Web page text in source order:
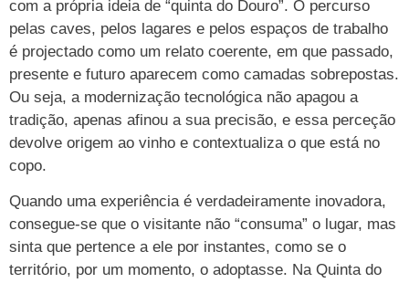
com a própria ideia de “quinta do Douro”. O percurso
pelas caves, pelos lagares e pelos espaços de trabalho
é projectado como um relato coerente, em que passado,
presente e futuro aparecem como camadas sobrepostas.
Ou seja, a modernização tecnológica não apagou a
tradição, apenas afinou a sua precisão, e essa perceção
devolve origem ao vinho e contextualiza o que está no
copo.
Quando uma experiência é verdadeiramente inovadora,
consegue-se que o visitante não “consuma” o lugar, mas
sinta que pertence a ele por instantes, como se o
território, por um momento, o adoptasse. Na Quinta do